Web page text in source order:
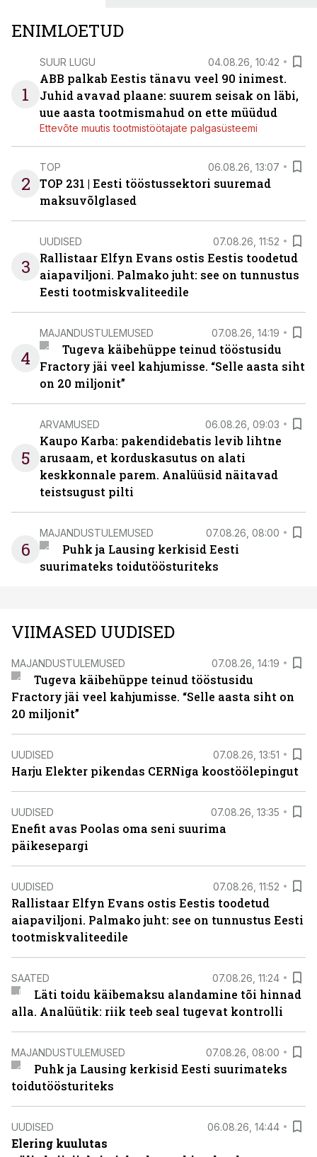
ENIMLOETUD
1
SUUR LUGU 04.08.26, 10:42
ABB palkab Eestis tänavu veel 90 inimest.
Juhid avavad plaane: suurem seisak on läbi,
uue aasta tootmismahud on ette müüdud
Ettevõte muutis tootmistöötajate palgasüsteemi
2
TOP 06.08.26, 13:07
TOP 231 | Eesti tööstussektori suuremad
maksuvõlglased
3
UUDISED 07.08.26, 11:52
Rallistaar Elfyn Evans ostis Eestis toodetud
aiapaviljoni. Palmako juht: see on tunnustus
Eesti tootmiskvaliteedile
4
MAJANDUSTULEMUSED 07.08.26, 14:19
Tugeva käibehüppe teinud tööstusidu
Fractory jäi veel kahjumisse. “Selle aasta siht
on 20 miljonit”
5
ARVAMUSED 06.08.26, 09:03
Kaupo Karba: pakendidebatis levib lihtne
arusaam, et korduskasutus on alati
keskkonnale parem. Analüüsid näitavad
teistsugust pilti
6
MAJANDUSTULEMUSED 07.08.26, 08:00
Puhk ja Lausing kerkisid Eesti
suurimateks toidutöösturiteks
VIIMASED UUDISED
MAJANDUSTULEMUSED 07.08.26, 14:19
Tugeva käibehüppe teinud tööstusidu
Fractory jäi veel kahjumisse. “Selle aasta siht on
20 miljonit”
UUDISED 07.08.26, 13:51
Harju Elekter pikendas CERNiga koostöölepingut
UUDISED 07.08.26, 13:35
Enefit avas Poolas oma seni suurima
päikesepargi
UUDISED 07.08.26, 11:52
Rallistaar Elfyn Evans ostis Eestis toodetud
aiapaviljoni. Palmako juht: see on tunnustus Eesti
tootmiskvaliteedile
SAATED 07.08.26, 11:24
Läti toidu käibemaksu alandamine tõi hinnad
alla. Analüütik: riik teeb seal tugevat kontrolli
MAJANDUSTULEMUSED 07.08.26, 08:00
Puhk ja Lausing kerkisid Eesti suurimateks
toidutöösturiteks
UUDISED 06.08.26, 14:44
Elering kuulutas